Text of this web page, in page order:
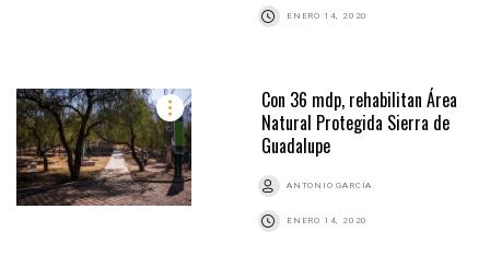
ENERO 14, 2020
Con 36 mdp, rehabilitan Área
Natural Protegida Sierra de
Guadalupe
ANTONIO GARCÍA
ENERO 14, 2020